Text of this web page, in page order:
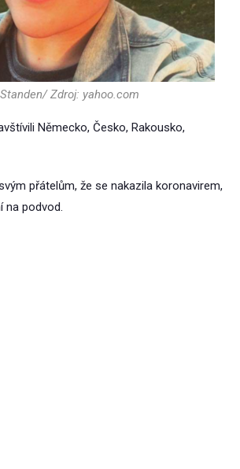
Zdroj: yahoo.com
Německo, Česko, Rakousko,
přátelům, že se nakazila koronavirem,
na podvod.